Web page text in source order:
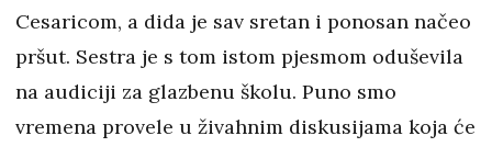
Cesaricom, a dida je sav sretan i ponosan načeo
pršut. Sestra je s tom istom pjesmom oduševila
na audiciji za glazbenu školu. Puno smo
vremena provele u živahnim diskusijama koja će